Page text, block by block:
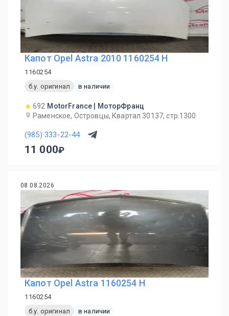
Капот Opel Astra 2010 1160254 H
1160254
б.у. оригинал
в наличии
692 MotorFrance | МоторФранц
Раменское, Островцы, Квартал 30137, стр.1300
(985) 333-22-44
11 000
08.08.2026
Капот Opel Astra 1160254 H
1160254
б.у. оригинал
в наличии